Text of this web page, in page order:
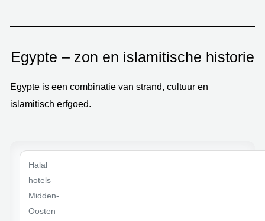
Egypte – zon en islamitische historie
Egypte is een combinatie van strand, cultuur en
islamitisch erfgoed.
Halal
hotels
Midden-
Oosten